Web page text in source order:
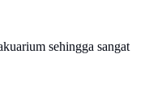
sehingga sangat